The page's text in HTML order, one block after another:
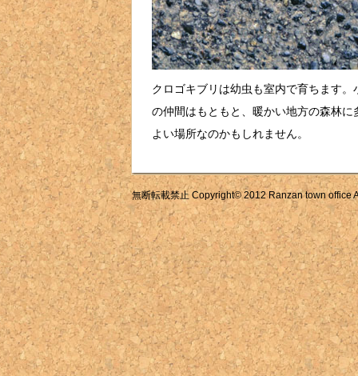
クロゴキブリは幼虫も室内で育ちます
の仲間はもともと、暖かい地方の森林
よい場所なのかもしれません。
無断転載禁止 Copyright© 2012 Ranzan town office